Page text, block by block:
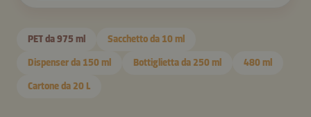
PET da 975 ml
Sacchetto da 10 ml
Dispenser da 150 ml
Bottiglietta da 250 ml
480 ml
Cartone da 20 L